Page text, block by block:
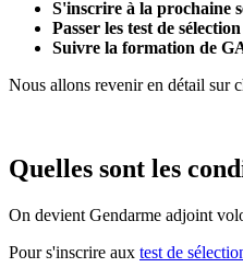
S'inscrire à la prochaine
Passer les test de
Suivre la formation de
Nous allons revenir en détail sur
Quelles sont les
On devient Gendarme adjoint
Pour s'inscrire aux test de